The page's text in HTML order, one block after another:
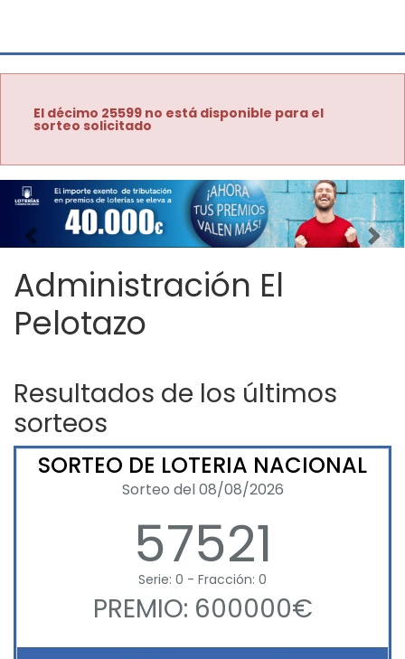
El décimo 25599 no está disponible para el
sorteo solicitado
Imagen anterior
Administración El
Pelotazo
Resultados de los últimos
sorteos
SORTEO DE LOTERIA NACIONAL
Sorteo del 08/08/2026
57521
Serie: 0 - Fracción: 0
PREMIO: 600000€